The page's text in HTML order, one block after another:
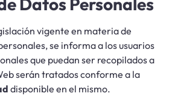
vigente en materia de
se informa a los usuarios
que puedan ser recopilados a
serán tratados conforme a la
disponible en el mismo.